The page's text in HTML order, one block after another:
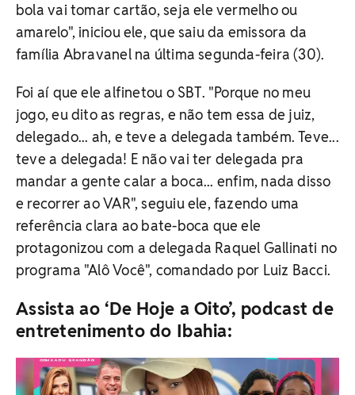
bola vai tomar cartão, seja ele vermelho ou
amarelo", iniciou ele, que saiu da emissora da
família Abravanel na última segunda-feira (30).
Foi aí que ele alfinetou o SBT. "Porque no meu
jogo, eu dito as regras, e não tem essa de juiz,
delegado... ah, e teve a delegada também. Teve...
teve a delegada! E não vai ter delegada pra
mandar a gente calar a boca... enfim, nada disso
e recorrer ao VAR", seguiu ele, fazendo uma
referência clara ao bate-boca que ele
protagonizou com a delegada Raquel Gallinati no
programa "Alô Você", comandado por Luiz Bacci.
Assista ao ‘De Hoje a Oito’, podcast de
entretenimento do Ibahia: